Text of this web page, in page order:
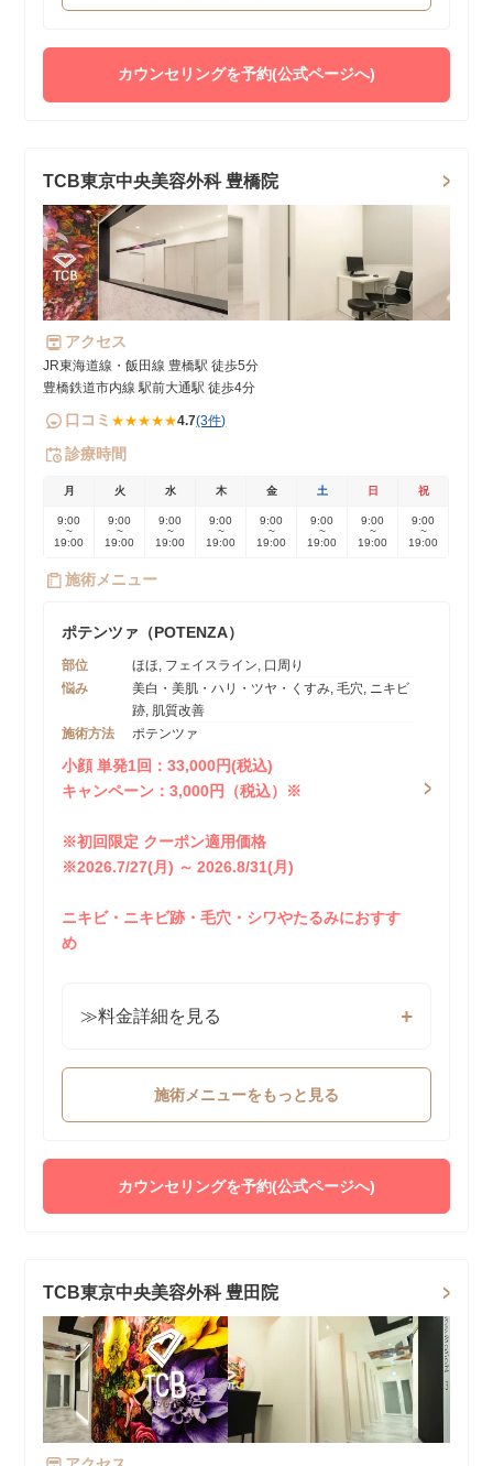
カウンセリングを予約(公式ページへ)
TCB東京中央美容外科 豊橋院
アクセス
JR東海道線・飯田線 豊橋駅 徒歩5分
豊橋鉄道市内線 駅前大通駅 徒歩4分
口コミ ★★★★★4.7(3件)
診療時間
月 火 水 木 金 土 日 祝
9:00
~
19:00
9:00
~
19:00
9:00
~
19:00
9:00
~
19:00
9:00
~
19:00
9:00
~
19:00
9:00
~
19:00
9:00
~
19:00
施術メニュー
ポテンツァ（POTENZA）
部位
ほほ, フェイスライン, 口周り
悩み
美白・美肌・ハリ・ツヤ・くすみ, 毛穴, ニキビ
跡, 肌質改善
施術方法
ポテンツァ
小顔 単発1回：33,000円(税込)
キャンペーン：3,000円（税込）※
※初回限定 クーポン適用価格
※2026.7/27(月) ～ 2026.8/31(月)
ニキビ・ニキビ跡・毛穴・シワやたるみにおすす
め
≫料金詳細を見る
施術メニューをもっと見る
カウンセリングを予約(公式ページへ)
TCB東京中央美容外科 豊田院